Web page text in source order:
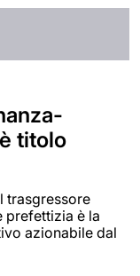
titolo
trasgressore
prefettizia è la
azionabile dal